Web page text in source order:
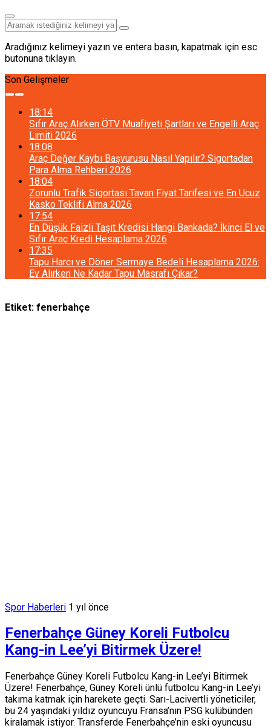
Aradığınız kelimeyi yazın ve entera basın, kapatmak için esc
butonuna tıklayın.
Son Gelişmeler
18:14
Sıfır Araç Alırken ÖTV Muafiyeti Şartları ve Engelli Araç
Limiti 2026
18:08
Araç Değer Kaybı Başvurusu Nasıl Yapılır? Sigortadan
Para Alma Rehberi 2026
18:04
Zorunlu Trafik Sigortası Tavan Fiyat Tarifesi ve En Ucuz
Kasko Teklifi Alma 2026
17:54
En Düşük Faizli Taşıt Kredisi Hangi Bankada? İkinci El ve
Sıfır Araç Kredi Hesaplama 2026
17:35
Tapu Harcı ve Döner Sermaye Bedeli Hesaplama 2026:
Ev Alırken Ne Kadar Tapu Masrafı Çıkar?
Etiket: fenerbahçe
Spor Haberleri 1 yıl önce
Fenerbahçe Güney Koreli Futbolcu
Kang-in Lee’yi Bitirmek Üzere!
Fenerbahçe Güney Koreli Futbolcu Kang-in Lee’yi Bitirmek
Üzere! Fenerbahçe, Güney Koreli ünlü futbolcu Kang-in Lee’yi
takıma katmak için harekete geçti. Sarı-Lacivertli yöneticiler,
bu 24 yaşındaki yıldız oyuncuyu Fransa’nın PSG kulübünden
kiralamak istiyor. Transferde Fenerbahçe’nin eski oyuncusu